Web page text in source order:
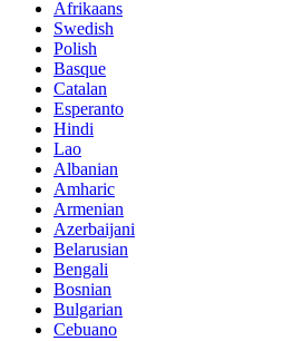
Afrikaans
Swedish
Polish
Basque
Catalan
Esperanto
Hindi
Lao
Albanian
Amharic
Armenian
Azerbaijani
Belarusian
Bengali
Bosnian
Bulgarian
Cebuano